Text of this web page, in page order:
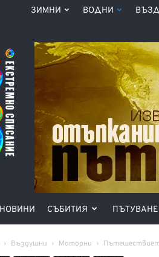
ЗИМНИ ВОДНИ
НОВИНИ СЪБИТИЯ ПЪТУВАНЕ
Въздушни Моторни